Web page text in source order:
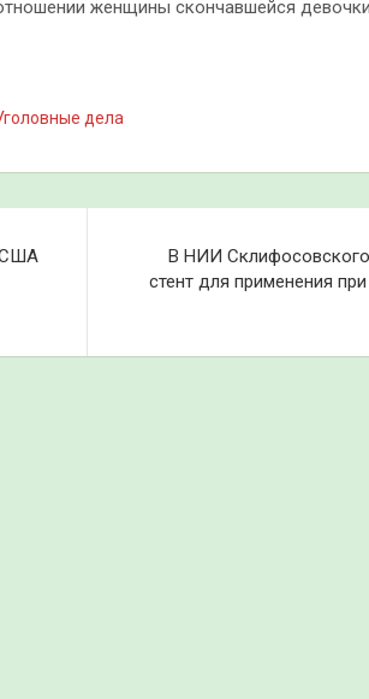
женщины скончавшейся
дела
США
В НИИ
стент для применения